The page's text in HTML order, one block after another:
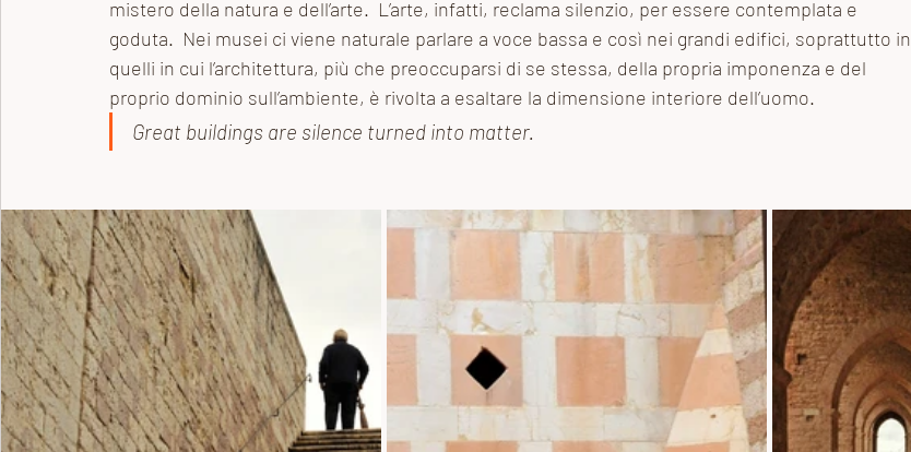
mistero della natura e dell’arte.  L’arte, infatti, reclama silenzio, per essere contemplata e
goduta.  Nei musei ci viene naturale parlare a voce bassa e così nei grandi edifici, soprattutto in
quelli in cui l’architettura, più che preoccuparsi di se stessa, della propria imponenza e del
proprio dominio sull’ambiente, è rivolta a esaltare la dimensione interiore dell’uomo.
Great buildings are silence turned into matter.